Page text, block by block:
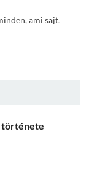
ami sajt.
története